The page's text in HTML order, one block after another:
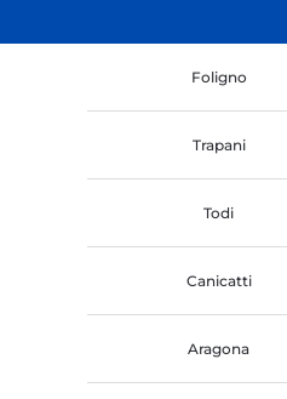
Foligno
Trapani
Todi
Canicatti
Aragona